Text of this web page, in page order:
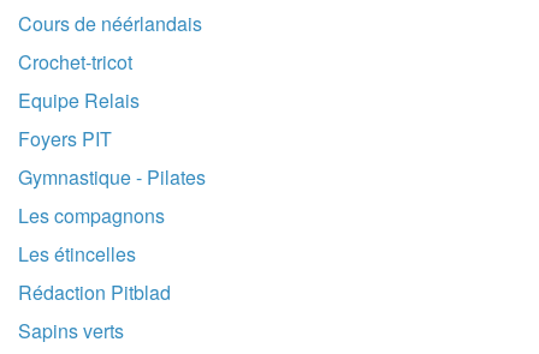
Cours de néérlandais
Crochet-tricot
Equipe Relais
Foyers PIT
Gymnastique - Pilates
Les compagnons
Les étincelles
Rédaction Pitblad
Sapins verts